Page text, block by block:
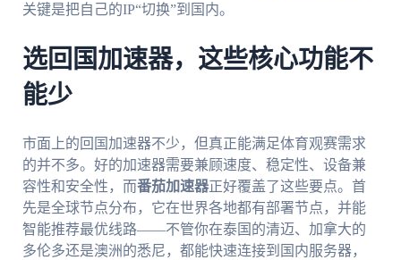
关键是把自己的IP“切换”到国内。
选回国加速器，这些核心功能不
能少
市面上的回国加速器不少，但真正能满足体育观赛需求
的并不多。好的加速器需要兼顾速度、稳定性、设备兼
容性和安全性，而番茄加速器正好覆盖了这些要点。首
先是全球节点分布，它在世界各地都有部署节点，并能
智能推荐最优线路——不管你在泰国的清迈、加拿大的
多伦多还是澳洲的悉尼，都能快速连接到国内服务器，